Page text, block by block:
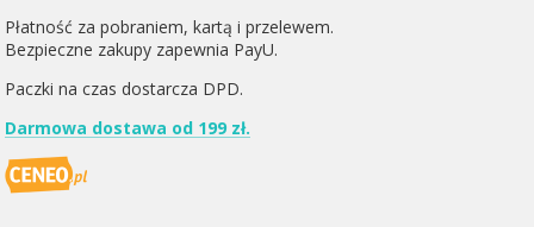
Płatność za pobraniem, kartą i przelewem.
Bezpieczne zakupy zapewnia PayU.
Paczki na czas dostarcza DPD.
Darmowa dostawa od 199 zł.